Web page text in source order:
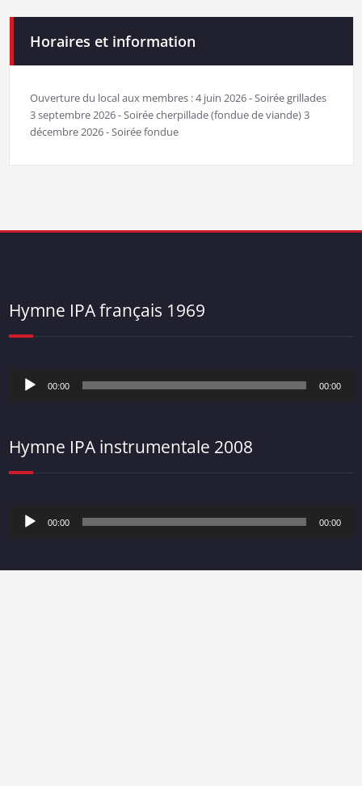
Horaires et information
Ouverture du local aux membres : 4 juin 2026 - Soirée grillades
3 septembre 2026 - Soirée cherpillade (fondue de viande) 3
décembre 2026 - Soirée fondue
Hymne IPA français 1969
Lecteur
audio
00:00 00:00
Hymne IPA instrumentale 2008
Lecteur
audio
00:00 00:00